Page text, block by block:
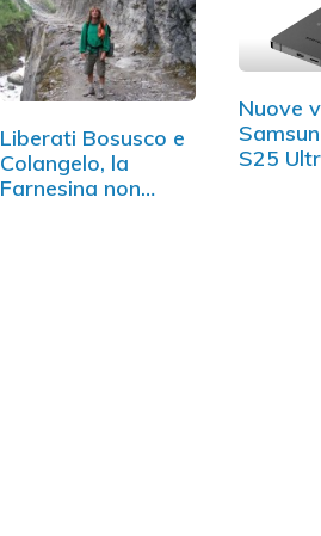
Liberati Bosusco e
Colangelo, la
Farnesina non
Nuove
S25